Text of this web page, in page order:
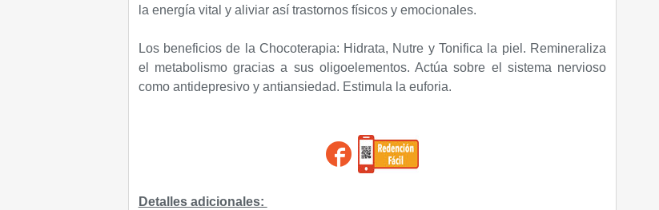
la energía vital y aliviar así trastornos físicos y emocionales.
Los beneficios de la Chocoterapia: Hidrata, Nutre y Tonifica la piel. Remineraliza
el metabolismo gracias a sus oligoelementos. Actúa sobre el sistema nervioso
como antidepresivo y antiansiedad. Estimula la euforia.
Detalles adicionales: